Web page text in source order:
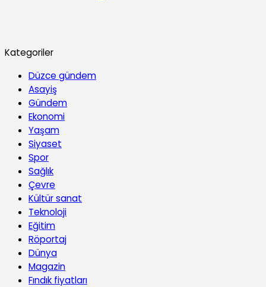
Kategoriler
Düzce gündem
Asayiş
Gündem
Ekonomi
Yaşam
Siyaset
Spor
Sağlık
Çevre
Kültür sanat
Teknoloji
Eğitim
Röportaj
Dünya
Magazin
Fındık fiyatları